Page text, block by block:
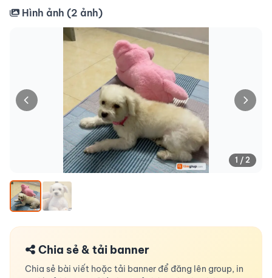
Hình ảnh (2 ảnh)
1 / 2
Chia sẻ & tải banner
Chia sẻ bài viết hoặc tải banner để đăng lên group, in